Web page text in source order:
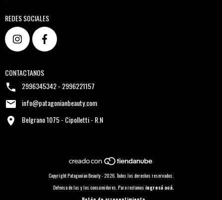
REDES SOCIALES
CONTACTANOS
2996345342 - 2996221157
info@patagonianbeauty.com
Belgrano 1075 - Cipolletti - R.N
Copyright Patagonian Beauty - 2026. Todos los derechos reservados.
Defensa de las y los consumidores. Para reclamos ingresá acá.